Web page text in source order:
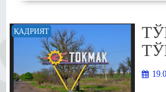
ҚАДРИЯТ